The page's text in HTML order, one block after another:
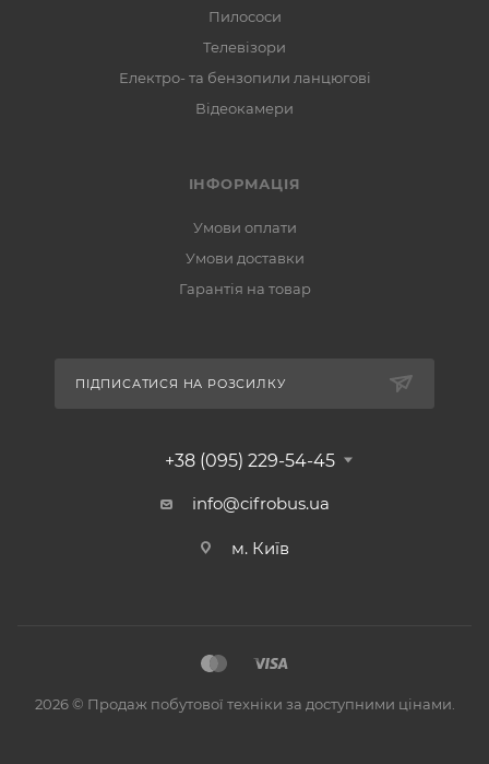
Пилососи
Телевізори
Електро- та бензопили ланцюгові
Відеокамери
ІНФОРМАЦІЯ
Умови оплати
Умови доставки
Гарантія на товар
ПІДПИСАТИСЯ НА РОЗСИЛКУ
+38 (095) 229-54-45
info@cifrobus.ua
м. Київ
2026 © Продаж побутової техніки за доступними цінами.